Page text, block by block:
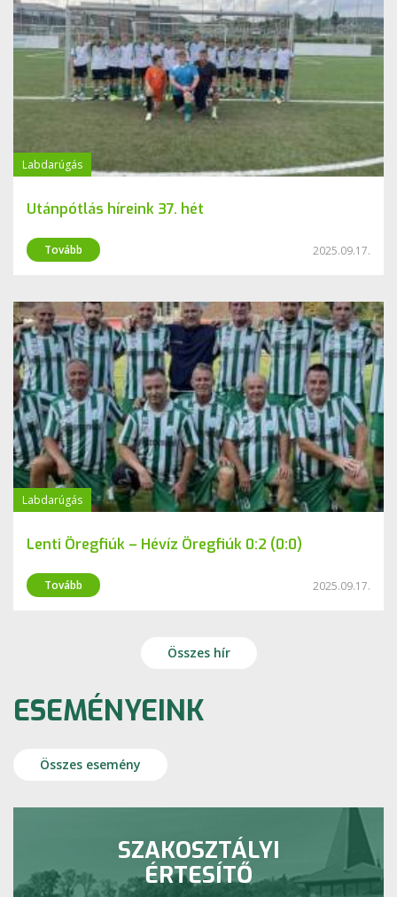
Labdarúgás
Utánpótlás híreink 37. hét
Tovább 2025.09.17.
Labdarúgás
Lenti Öregfiúk – Hévíz Öregfiúk 0:2 (0:0)
Tovább 2025.09.17.
Összes hír
ESEMÉNYEINK
Összes esemény
SZAKOSZTÁLYI
ÉRTESÍTŐ